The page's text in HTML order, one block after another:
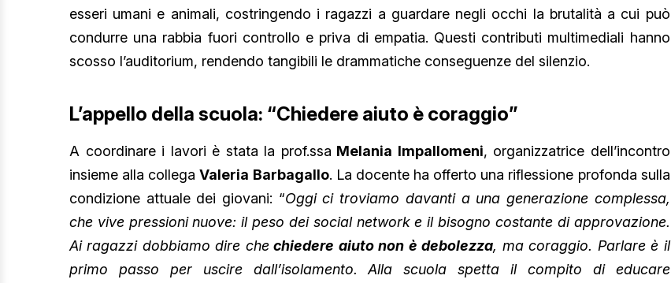
esseri umani e animali, costringendo i ragazzi a guardare negli occhi la brutalità a cui può
condurre una rabbia fuori controllo e priva di empatia. Questi contributi multimediali hanno
scosso l’auditorium, rendendo tangibili le drammatiche conseguenze del silenzio.
L’appello della scuola: “Chiedere aiuto è coraggio”
A coordinare i lavori è stata la prof.ssa Melania Impallomeni, organizzatrice dell’incontro
insieme alla collegaValeria Barbagallo. La docente ha offerto una riflessione profonda sulla
condizione attuale dei giovani: “Oggi ci troviamo davanti a una generazione complessa,
che vive pressioni nuove: il peso dei social network e il bisogno costante di approvazione.
Ai ragazzi dobbiamo dire chechiedere aiuto non è debolezza, ma coraggio. Parlare è il
primo passo per uscire dall’isolamento. Alla scuola spetta il compito di educare